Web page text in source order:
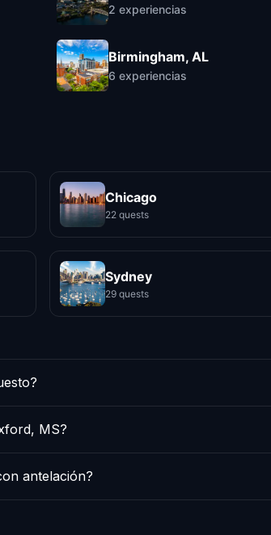
2 experiencias
Birmingham, AL
6 experiencias
Chicago
22 quests
Sydney
29 quests
MS?
antelación?